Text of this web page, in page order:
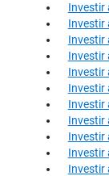
Investir
Investir
Investir
Investir
Investir
Investir
Investir
Investir
Investir
Investir
Investir